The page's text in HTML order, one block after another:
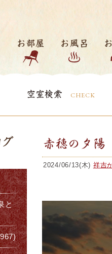
お部屋 お風呂
空室検索 CHECK
赤穂の夕陽
2024/06/13(木) 祥吉
グ
と